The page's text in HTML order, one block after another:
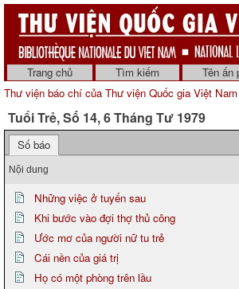
Trang chủ Tìm kiếm Tên ấn
Thư viện báo chí của Thư viện Quốc gia Việt Nam
Tuổi Trẻ, Số 14, 6 Tháng Tư 1979
Số báo
Nội dung
Những việc ở tuyến sau
Khi bước vào đợi thợ thủ công
Ước mơ của người nữ tu trẻ
Cái nền của giá trị
Họ có một phòng trên lầu